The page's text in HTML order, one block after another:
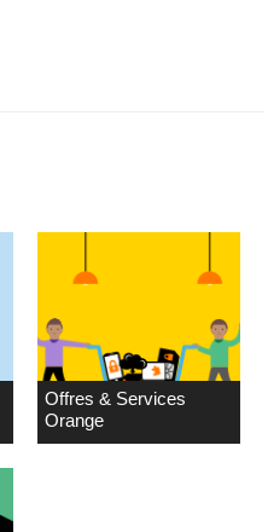
Offres & Services
Orange